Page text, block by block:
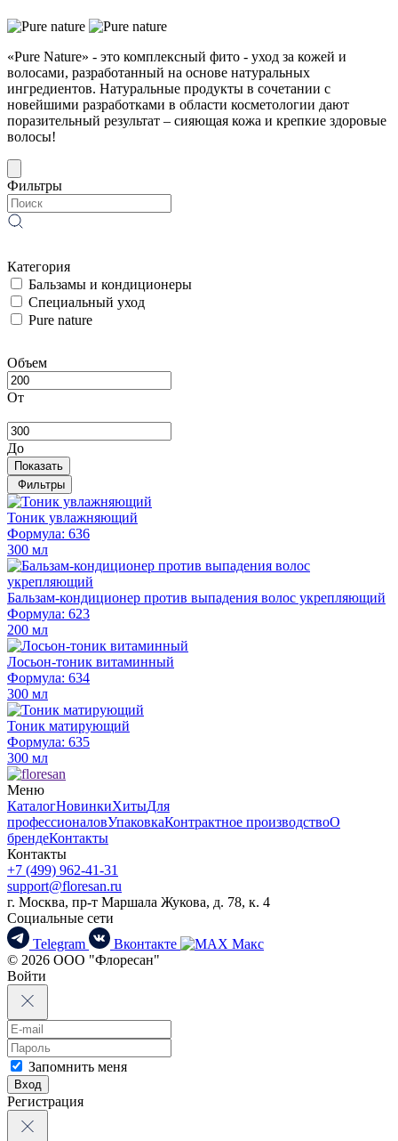
«Pure Nature» - это комплексный фито - уход за кожей и
волосами, разработанный на основе натуральных
ингредиентов. Натуральные продукты в сочетании с
новейшими разработками в области косметологии дают
поразительный результат – сияющая кожа и крепкие здоровые
волосы!
Фильтры
Категория
Бальзамы и кондиционеры
Специальный уход
Pure nature
Объем
От
До
Показать
Фильтры
Тоник увлажняющий
Формула: 636
300 мл
Бальзам-кондиционер против выпадения волос укрепляющий
Формула: 623
200 мл
Лосьон-тоник витаминный
Формула: 634
300 мл
Тоник матирующий
Формула: 635
300 мл
Меню
КаталогНовинкиХитыДля
профессионаловУпаковкаКонтрактное производствоО
брендеКонтакты
Контакты
+7 (499) 962-41-31
support@floresan.ru
г. Москва, пр-т Маршала Жукова, д. 78, к. 4
Социальные сети
Telegram
Вконтакте
Макс
© 2026 ООО "Флоресан"
Войти
Запомнить меня
Вход
Регистрация